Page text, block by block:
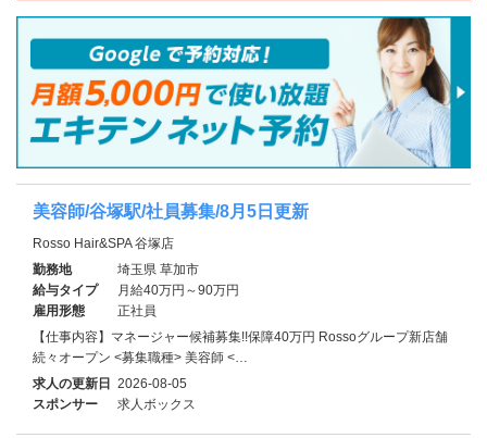
美容師/谷塚駅/社員募集/8月5日更新
Rosso Hair&SPA 谷塚店
勤務地
埼玉県 草加市
給与タイプ
月給40万円～90万円
雇用形態
正社員
【仕事内容】マネージャー候補募集!!保障40万円 Rossoグループ新店舗
続々オープン <募集職種> 美容師 <…
求人の更新日 2026-08-05
スポンサー
求人ボックス